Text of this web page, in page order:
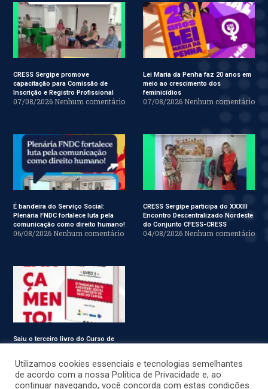
CRESS Sergipe promove
capacitação para Comissão de
Inscrição e Registro Profissional
07/08/2026 Nenhum comentário
Lei Maria da Penha faz 20 anos em
meio ao crescimento dos
feminicídios
07/08/2026 Nenhum comentário
É bandeira do Serviço Social:
Plenária FNDC fortalece luta pela
comunicação como direito humano!
06/08/2026 Nenhum comentário
CRESS Sergipe participa do XXXIII
Encontro Descentralizado Nordeste
do Conjunto CFESS-CRESS
04/08/2026 Nenhum comentário
Saiu o terceiro livro do Curso de
Utilizamos cookies essenciais e tecnologias semelhantes
de acordo com a nossa Política de Privacidade e, ao
continuar navegando, você concorda com estas condições.